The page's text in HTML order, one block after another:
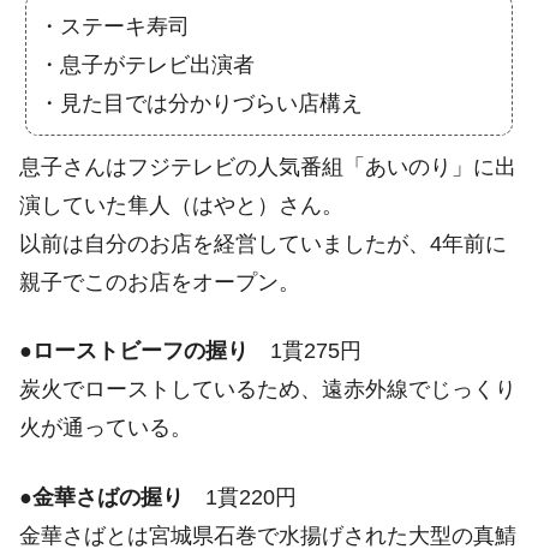
・ステーキ寿司
・息子がテレビ出演者
・見た目では分かりづらい店構え
息子さんはフジテレビの人気番組「あいのり」に出
演していた隼人（はやと）さん。
以前は自分のお店を経営していましたが、4年前に
親子でこのお店をオープン。
● ローストビーフの握り
1貫275円
炭火でローストしているため、遠赤外線でじっくり
火が通っている。
●金華さばの握り
1貫220円
金華さばとは宮城県石巻で水揚げされた大型の真鯖